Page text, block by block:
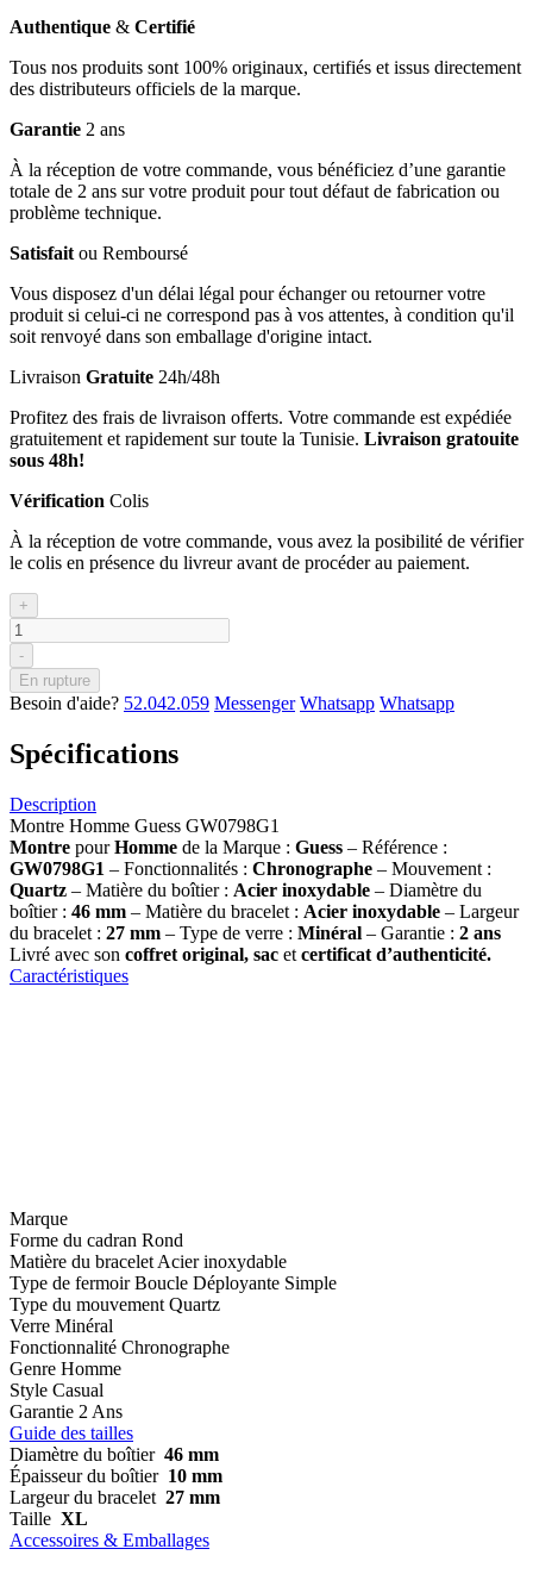
Authentique & Certifié
Tous nos produits sont 100% originaux, certifiés et issus directement
des distributeurs officiels de la marque.
Garantie 2 ans
À la réception de votre commande, vous bénéficiez d’une garantie
totale de 2 ans sur votre produit pour tout défaut de fabrication ou
problème technique.
Satisfait ou Remboursé
Vous disposez d'un délai légal pour échanger ou retourner votre
produit si celui-ci ne correspond pas à vos attentes, à condition qu'il
soit renvoyé dans son emballage d'origine intact.
Livraison Gratuite 24h/48h
Profitez des frais de livraison offerts. Votre commande est expédiée
gratuitement et rapidement sur toute la Tunisie. Livraison gratouite
sous 48h!
Vérification Colis
À la réception de votre commande, vous avez la posibilité de vérifier
le colis en présence du livreur avant de procéder au paiement.
+
-
En rupture
Besoin d'aide? 52.042.059 Messenger Whatsapp Whatsapp
Spécifications
Description
Montre Homme Guess GW0798G1
Montre pourHomme de la Marque : Guess – Référence :
GW0798G1 – Fonctionnalités : Chronographe – Mouvement :
Quartz – Matière du boîtier : Acier inoxydable – Diamètre du
boîtier : 46 mm – Matière du bracelet : Acier inoxydable – Largeur
du bracelet : 27 mm – Type de verre : Minéral – Garantie : 2 ans
Livré avec son coffret original, sac et certificat d’authenticité.
Caractéristiques
Marque
Forme du cadran Rond
Matière du bracelet Acier inoxydable
Type de fermoir Boucle Déployante Simple
Type du mouvement Quartz
Verre Minéral
Fonctionnalité Chronographe
Genre Homme
Style Casual
Garantie 2 Ans
Guide des tailles
Diamètre du boîtier 46 mm
Épaisseur du boîtier 10 mm
Largeur du bracelet 27 mm
Taille XL
Accessoires & Emballages